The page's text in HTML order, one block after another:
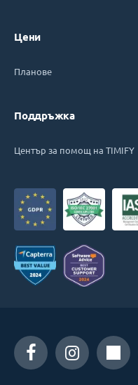
Цени
Планове
Поддръжка
Център за помощ на TIMIFY